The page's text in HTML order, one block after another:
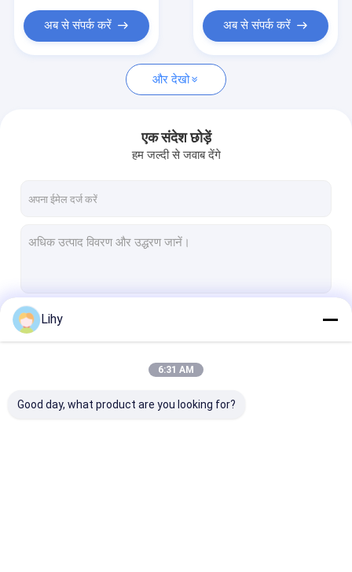
मामले
स्वचालित सामग्री हैंडलिंग सिस्टम
ASRS स्टेकर क्रेन
कार्टन कन्वेयर सिस्टम
डब्ल्यूएमएस डब्ल्यूसीएस
अब से संपर्क करें अब से संपर्क करें
और देखो
एक संदेश छोड़ें
हम जल्दी से जवाब देंगे
Lihy
6:31 AM
Good day, what product are you looking for?